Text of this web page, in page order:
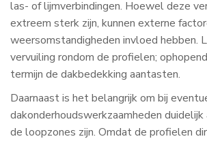
las- of lijmverbindingen. Hoewel deze
extreem sterk zijn, kunnen externe
weersomstandigheden invloed hebben.
vervuiling rondom de profielen;
termijn de dakbedekking aantasten.
Daarnaast is het belangrijk om bij
dakonderhoudswerkzaamheden
de loopzones zijn. Omdat de profielen